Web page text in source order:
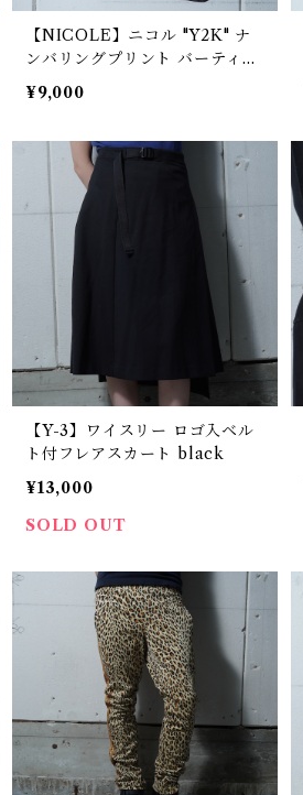
【NICOLE】ニコル "Y2K" ナ
ンバリングプリント バーティカ
ルスイッチングデザインTシャ
ツ gray
¥9,000
【Y-3】ワイスリー ロゴ入ベル
ト付フレアスカート black
¥13,000
SOLD OUT